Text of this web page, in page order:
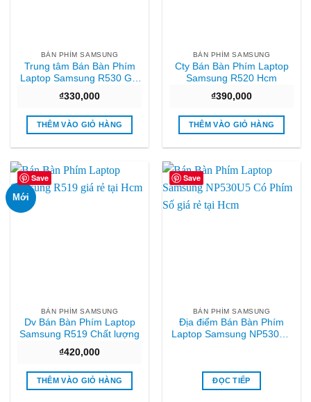
BÀN PHÍM SAMSUNG
Trung tâm Bán Bàn Phím
Laptop Samsung R530 Giá
₫330,000
THÊM VÀO GIỎ HÀNG
BÀN PHÍM SAMSUNG
Cty Bán Bàn Phím Laptop
Samsung R520 Hcm
₫390,000
THÊM VÀO GIỎ HÀNG
Save
Mới
BÀN PHÍM SAMSUNG
Dv Bán Bàn Phím Laptop
Samsung R519 Chất lượng
₫420,000
THÊM VÀO GIỎ HÀNG
Save
BÀN PHÍM SAMSUNG
Địa điểm Bán Bàn Phím
Laptop Samsung NP530U5
ĐỌC TIẾP